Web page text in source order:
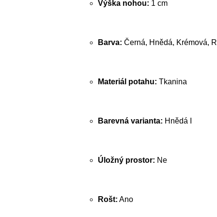
Výška nohou: 1 cm
Barva: Černá, Hnědá, Krémová,
Materiál potahu: Tkanina
Barevná varianta: Hnědá I
Úložný prostor: Ne
Rošt: Ano